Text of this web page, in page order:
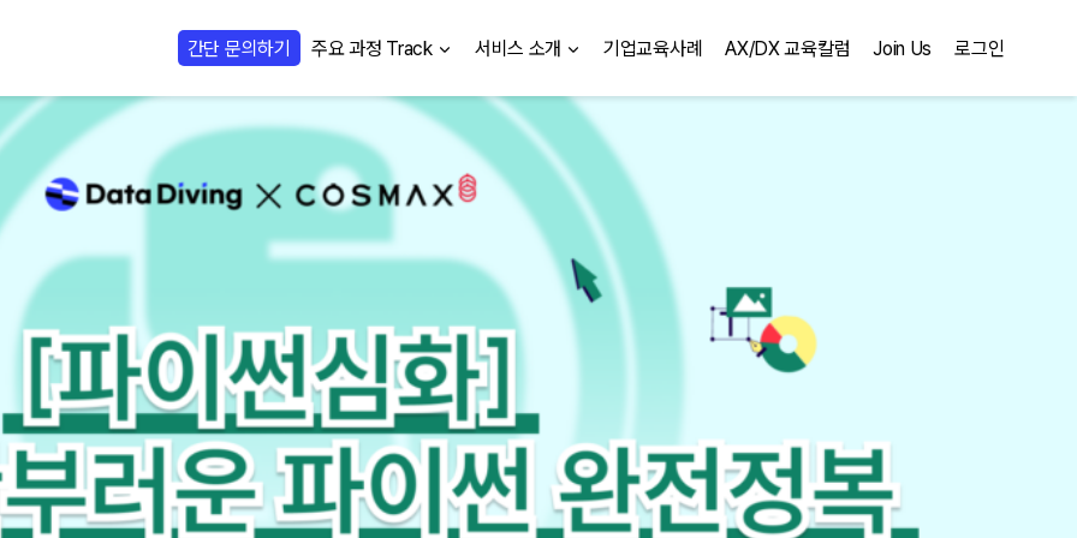
간단 문의하기 주요 과정 Track 서비스 소개 기업교육사례 AX/DX 교육칼럼 Join Us 로그인